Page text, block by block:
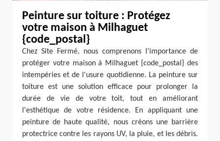
Peinture sur toiture : Protégez
votre maison à Milhaguet
{code_postal}
Chez Site Fermé, nous comprenons l'importance de
protéger votre maison à Milhaguet {code_postal} des
intempéries et de l'usure quotidienne. La peinture sur
toiture est une solution efficace pour prolonger la
durée de vie de votre toit, tout en améliorant
l'esthétique de votre résidence. En appliquant une
peinture de haute qualité, nous créons une barrière
protectrice contre les rayons UV, la pluie, et les débris.